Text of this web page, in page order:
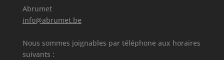
Abrumet
info@abrumet.be
Nous sommes joignables par téléphone aux horaires
suivants :